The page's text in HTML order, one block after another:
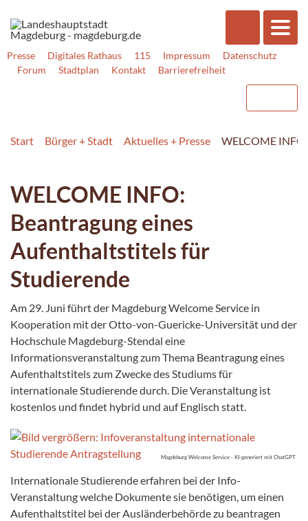
Presse Digitales Rathaus 115 Impressum
Datenschutz
Forum
Stadtplan Kontakt Barrierefreiheit
Start Bürger + Stadt Aktuelles + Presse WELCOME
WELCOME INFO:
Beantragung eines
Aufenthaltstitels für
Studierende
Am 29. Juni führt der Magdeburg Welcome Service in
Kooperation mit der Otto-von-Guericke-Universität und der
Hochschule Magdeburg-Stendal eine
Informationsveranstaltung zum Thema Beantragung eines
Aufenthaltstitels zum Zwecke des Studiums für
internationale Studierende durch. Die Veranstaltung ist
kostenlos und findet hybrid und auf Englisch statt.
Magdeburg Welcome Service - KI-generiert mit ChatGPT
Internationale Studierende erfahren bei der Info-
Veranstaltung welche Dokumente sie benötigen, um einen
Aufenthaltstitel bei der Ausländerbehörde zu beantragen